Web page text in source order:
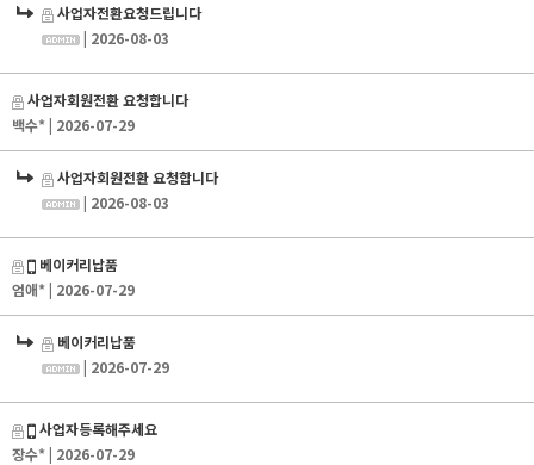
사업자전환요청드립니다
| 2026-08-03
사업자회원전환 요청합니다
백수*| 2026-07-29
사업자회원전환 요청합니다
| 2026-08-03
베이커리납품
엄애*| 2026-07-29
베이커리납품
| 2026-07-29
사업자등록해주세요
장수*| 2026-07-29